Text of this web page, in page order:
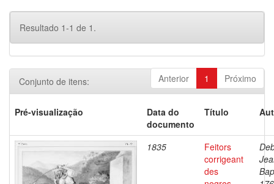
Resultado 1-1 de 1.
Anterior 1 Próximo
Conjunto de itens:
Pré-visualização
Data do
documento
Título
1835
Feitors
corrigeant
des